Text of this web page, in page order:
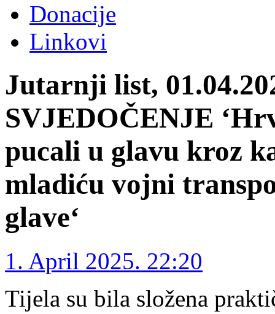
Donacije
Linkovi
Jutarnji list,
SVJEDOČENJE
pucali u glavu kroz
mladiću vojni
glave‘
1. April 2025. 22:20
Tijela su bila složena